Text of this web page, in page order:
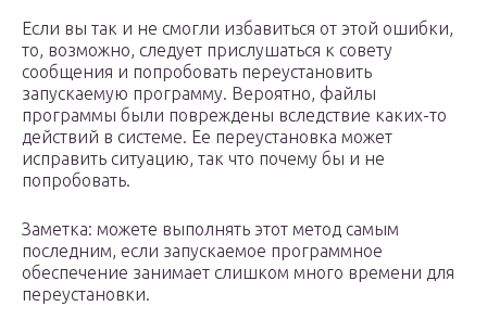
Если вы так и не смогли избавиться от этой ошибки,
то, возможно, следует прислушаться к совету
сообщения и попробовать переустановить
запускаемую программу. Вероятно, файлы
программы были повреждены вследствие каких-то
действий в системе. Ее переустановка может
исправить ситуацию, так что почему бы и не
попробовать.
Заметка: можете выполнять этот метод самым
последним, если запускаемое программное
обеспечение занимает слишком много времени для
переустановки.